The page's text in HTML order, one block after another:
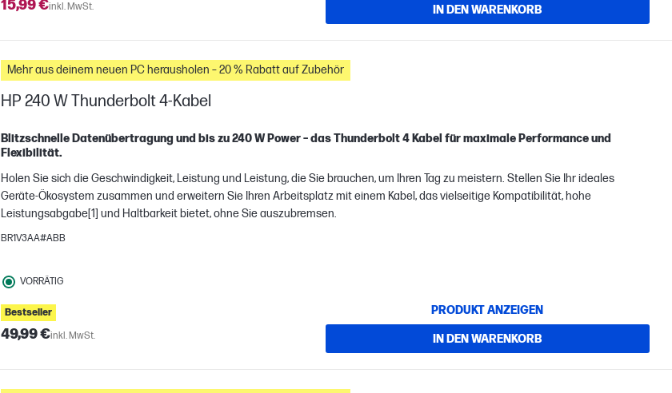
15,99 €inkl. MwSt. IN DEN WARENKORB
Mehr aus deinem neuen PC herausholen – 20 % Rabatt auf Zubehör
HP 240 W Thunderbolt 4-Kabel
Blitzschnelle Datenübertragung und bis zu 240 W Power – das Thunderbolt 4 Kabel für maximale Performance und
Flexibilität.
Holen Sie sich die Geschwindigkeit, Leistung und Leistung, die Sie brauchen, um Ihren Tag zu meistern. Stellen Sie Ihr ideales
Geräte-Ökosystem zusammen und erweitern Sie Ihren Arbeitsplatz mit einem Kabel, das vielseitige Kompatibilität, hohe
Leistungsabgabe[1] und Haltbarkeit bietet, ohne Sie auszubremsen.
BR1V3AA#ABB
VORRÄTIG
Bestseller
49,99 €inkl. MwSt.
PRODUKT ANZEIGEN
IN DEN WARENKORB